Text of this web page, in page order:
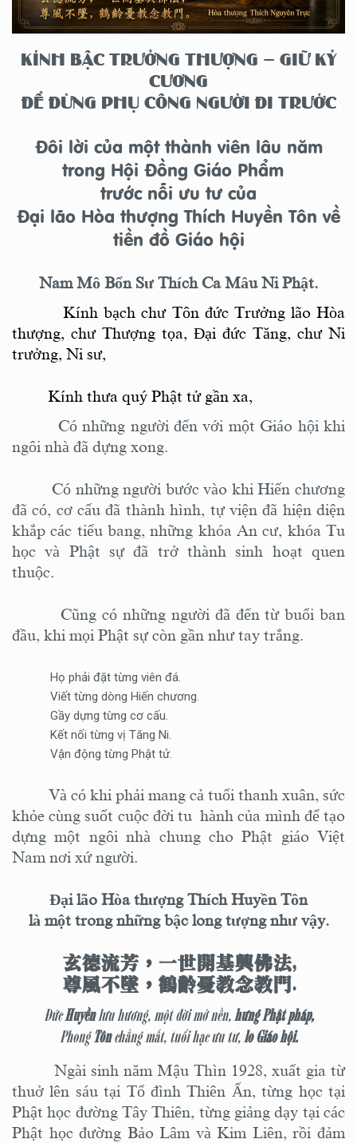
KÍNH BẬC TRƯỞNG THƯỢNG – GIỮ KỶ
CƯƠNG
ĐỂ ĐỪNG PHỤ CÔNG NGƯỜI ĐI TRƯỚC
Đôi lời của một thành viên lâu năm
trong Hội Đồng Giáo Phẩm
trước nỗi ưu tư của
Đại lão Hòa thượng Thích Huyền Tôn về
tiền đồ Giáo hội
Nam Mô Bổn Sư Thích Ca Mâu Ni Phật.
Kính bạch chư Tôn đức Trưởng lão Hòa
thượng, chư Thượng tọa, Đại đức Tăng, chư Ni
trưởng, Ni sư,
Kính thưa quý Phật tử gần xa,
Có những người đến với một Giáo hội khi
ngôi nhà đã dựng xong.
Có nhữngngười bước vào khi Hiến chương
đã có, cơ cấu đã thành hình, tự viện đã hiện diện
khắp các tiểu bang, những khóa An cư, khóa Tu
học và Phật sự đã trở thành sinh hoạt quen
thuộc.
Cũng có những người đã đến từ buổi ban
đầu, khi mọi Phật sự còn gần như tay trắng.
Họ phải đặt từng viên đá.
Viết từng dòng Hiến chương.
Gầy dựng từng cơ cấu.
Kết nối từng vị Tăng Ni.
Vận động từng Phật tử.
Và có khi phải mang cả tuổi thanh xuân, sức
khỏe cùng suốt cuộcđời tu hànhcủa mình để tạo
dựng một ngôi nhà chung cho Phật giáo Việt
Nam nơi xứ người.
Đại lão Hòa thượng Thích Huyền Tôn
là một trong những bậc long tượng như vậy.
玄德流芳，一世開基興佛法,
尊風不墜，鶴齡憂教念教門.
ĐứcHuyềnlưu hương, một đời mở nền,hưng Phật pháp,
PhongTônchẳng mất, tuổi hạc ưu tư,lo Giáo hội.
Ngài sinh năm Mậu Thìn 1928, xuất gia từ
thuở lên sáu tại Tổ đình Thiên Ấn, từng học tại
Phật học đường Tây Thiên, từng giảng dạy tại các
Phật học đường Bảo Lâm và Kim Liên, rồi đảm